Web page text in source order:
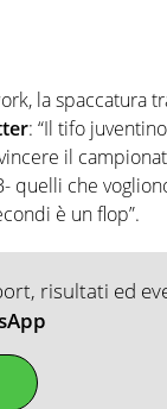
la spaccatura
: “Il tifo
il
quelli che
è un flop”.
risultati ed